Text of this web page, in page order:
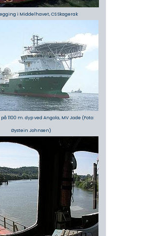
i Middelhavet, CS Skagerak
1100 m. dyp ved Angola, MV Jade (Foto:
Øystein Johnsen)